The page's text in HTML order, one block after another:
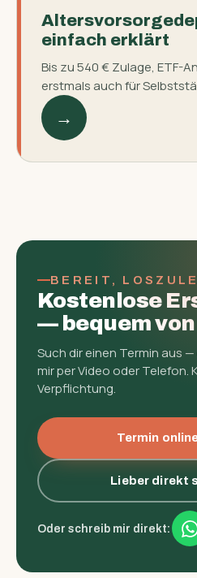
einfach erklärt
Bis zu 540 € Zulage, ETF-
erstmals auch für
→
BEREIT,
Kostenlose
— bequem
Such dir einen Termin aus
mir per Video oder Telefon.
Verpflichtung.
Termin
Lieber direkt
Oder schreib mir direkt: